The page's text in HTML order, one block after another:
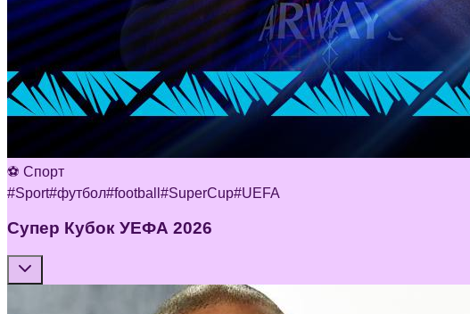
⚽ Спорт
#Sport#футбол#football #SuperCup#UEFA
Супер Кубок УЕФА 2026